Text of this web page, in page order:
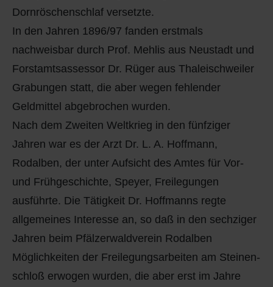
Dornröschenschlaf versetzte.
In den Jahren 1896/97 fanden erstmals
nachweisbar durch Prof. Mehlis aus Neustadt und
Forstamtsassessor Dr. Rüger aus Thaleischweiler
Grabungen statt, die aber wegen fehlender
Geldmittel abgebrochen wurden.
Nach dem Zweiten Weltkrieg in den fünfziger
Jahren war es der Arzt Dr. L. A. Hoffmann,
Rodalben, der unter Aufsicht des Amtes für Vor-
und Frühgeschichte, Speyer, Freilegungen
ausführte. Die Tätigkeit Dr. Hoffmanns regte
allgemeines Interesse an, so daß in den sechziger
Jahren beim Pfälzerwaldverein Rodalben
Möglichkeiten der Freilegungsarbeiten am Steinen-
schloß erwogen wurden, die aber erst im Jahre